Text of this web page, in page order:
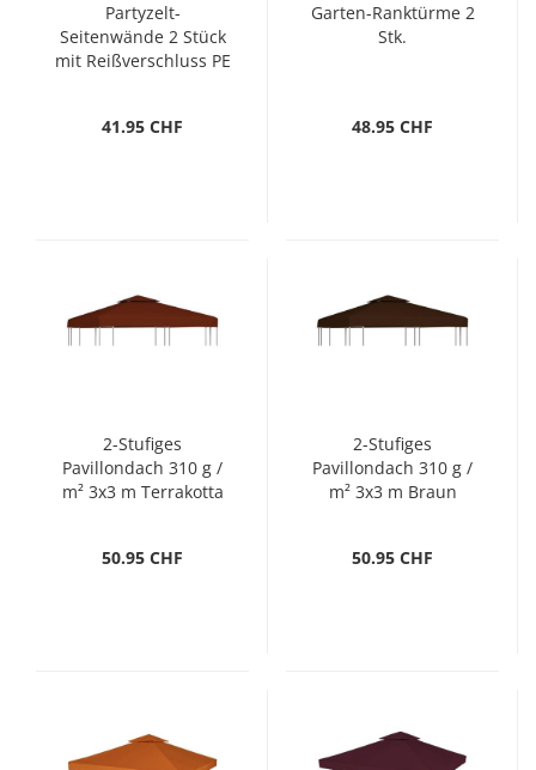
Partyzelt-
Seitenwände 2 Stück
mit Reißverschluss PE
41.95 CHF
Garten-Ranktürme 2
Stk.
48.95 CHF
2-Stufiges
Pavillondach 310 g /
m² 3x3 m Terrakotta
50.95 CHF
2-Stufiges
Pavillondach 310 g /
m² 3x3 m Braun
50.95 CHF